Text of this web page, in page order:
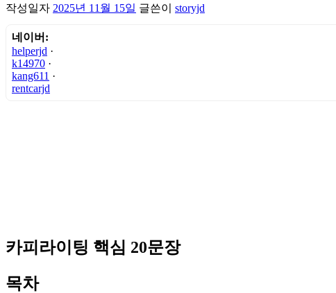
작성일자 2025년 11월 15일 글쓴이 storyjd
네이버:
helperjd ·
k14970 ·
kang611 ·
rentcarjd
카피라이팅 핵심 20문장
목차